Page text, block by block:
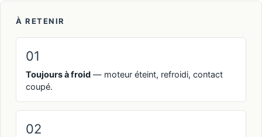
À RETENIR
01
Toujours à froid — moteur éteint, refroidi, contact
coupé.
02